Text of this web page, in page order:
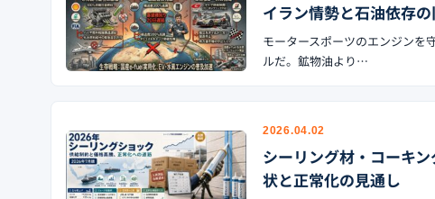
イラン情勢と石油依存
モータースポーツのエンジン
ルだ。鉱物油より…
2026.04.02
シーリング材・コーキ
状と正常化の見通し